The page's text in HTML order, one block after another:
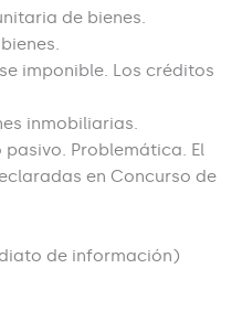
de bienes.
imponible. Los créditos
inmobiliarias.
Problemática. El
en Concurso de
de información)